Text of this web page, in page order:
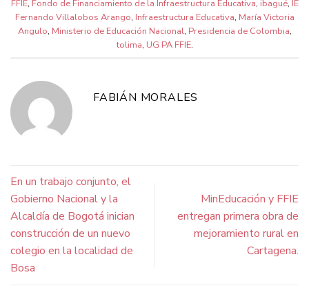
FFIE, Fondo de Financiamiento de la Infraestructura Educativa, ibagué, IE
Fernando Villalobos Arango, Infraestructura Educativa, María Victoria
Angulo, Ministerio de Educación Nacional, Presidencia de Colombia,
tolima, UG PA FFIE.
FABIÁN MORALES
En un trabajo conjunto, el
Gobierno Nacional y la
Alcaldía de Bogotá inician
construcción de un nuevo
colegio en la localidad de
Bosa
MinEducación y FFIE
entregan primera obra de
mejoramiento rural en
Cartagena.